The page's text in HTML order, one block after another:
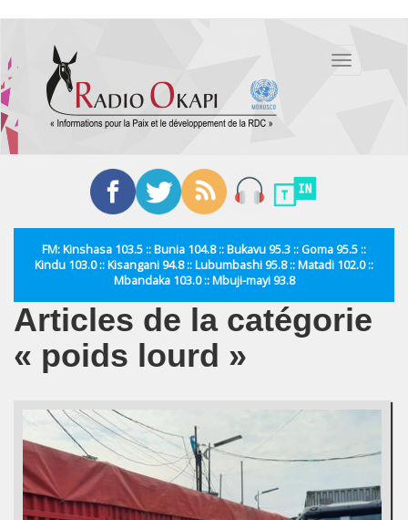
contenu
principal
Toggle
FM: Kinshasa 103.5 :: Bunia 104.8 :: Bukavu 95.3 :: Goma 95.5 ::
Kindu 103.0 :: Kisangani 94.8 :: Lubumbashi 95.8 :: Matadi 102.0 ::
Mbandaka 103.0 :: Mbuji-mayi 93.8
Articles de la catégorie
« poids lourd »